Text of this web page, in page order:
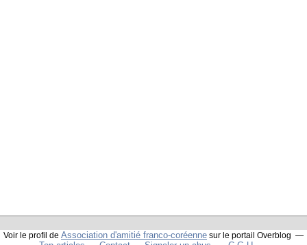
Voir le profil de Association d'amitié franco-coréenne sur le portail Overblog